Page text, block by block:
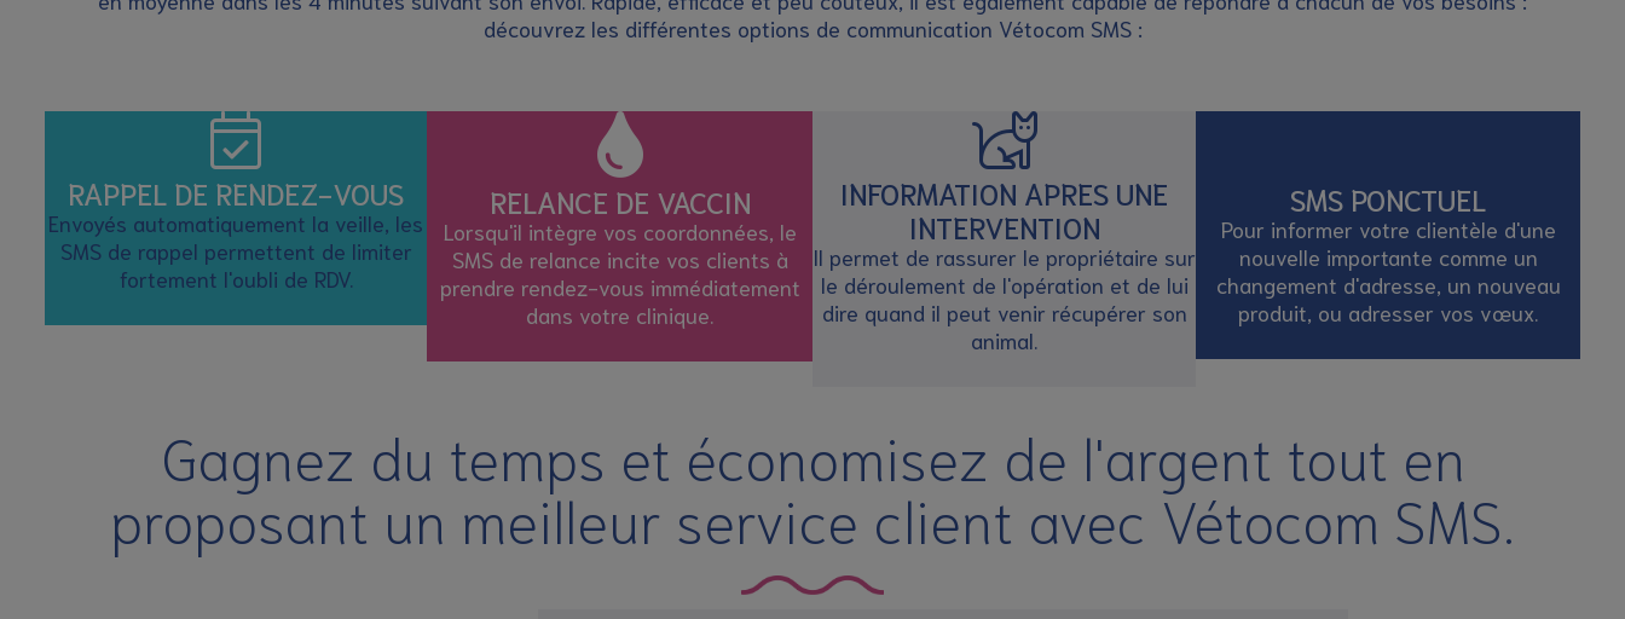
découvrez les différentes options de communication Vétocom SMS :
RAPPEL DE RENDEZ-VOUS
Envoyés automatiquement la veille, les
SMS de rappel permettent de limiter
fortement l'oubli de RDV.
RELANCE DE VACCIN
Lorsqu'il intègre vos coordonnées, le
SMS de relance incite vos clients à
prendre rendez-vous immédiatement
dans votre clinique.
INFORMATION APRES UNE
INTERVENTION
Il permet de rassurer le propriétaire sur
le déroulement de l'opération et de lui
dire quand il peut venir récupérer son
animal.
SMS PONCTUEL
Pour informer votre clientèle d'une
nouvelle importante comme un
changement d'adresse, un nouveau
produit, ou adresser vos vœux.
Gagnez du temps et économisez de l'argent tout en
proposant un meilleur service client avec Vétocom SMS.